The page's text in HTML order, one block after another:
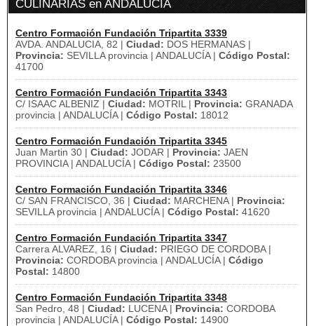
CULINARIAS en ANDALUCÍA
Centro Formación Fundación Tripartita 3339
AVDA. ANDALUCIA, 82 | Ciudad: DOS HERMANAS |
Provincia: SEVILLA provincia | ANDALUCÍA | Código Postal:
41700
Centro Formación Fundación Tripartita 3343
C/ ISAAC ALBENIZ | Ciudad: MOTRIL | Provincia: GRANADA
provincia | ANDALUCÍA | Código Postal: 18012
Centro Formación Fundación Tripartita 3345
Juan Martin 30 | Ciudad: JODAR | Provincia: JAEN
PROVINCIA | ANDALUCÍA | Código Postal: 23500
Centro Formación Fundación Tripartita 3346
C/ SAN FRANCISCO, 36 | Ciudad: MARCHENA | Provincia:
SEVILLA provincia | ANDALUCÍA | Código Postal: 41620
Centro Formación Fundación Tripartita 3347
Carrera ALVAREZ, 16 | Ciudad: PRIEGO DE CORDOBA |
Provincia: CORDOBA provincia | ANDALUCÍA | Código
Postal: 14800
Centro Formación Fundación Tripartita 3348
San Pedro, 48 | Ciudad: LUCENA | Provincia: CORDOBA
provincia | ANDALUCÍA | Código Postal: 14900